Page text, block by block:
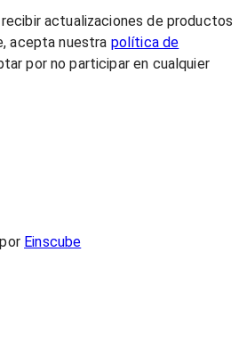
actualizaciones de productos
acepta nuestra política de
por no participar en cualquier
Einscube